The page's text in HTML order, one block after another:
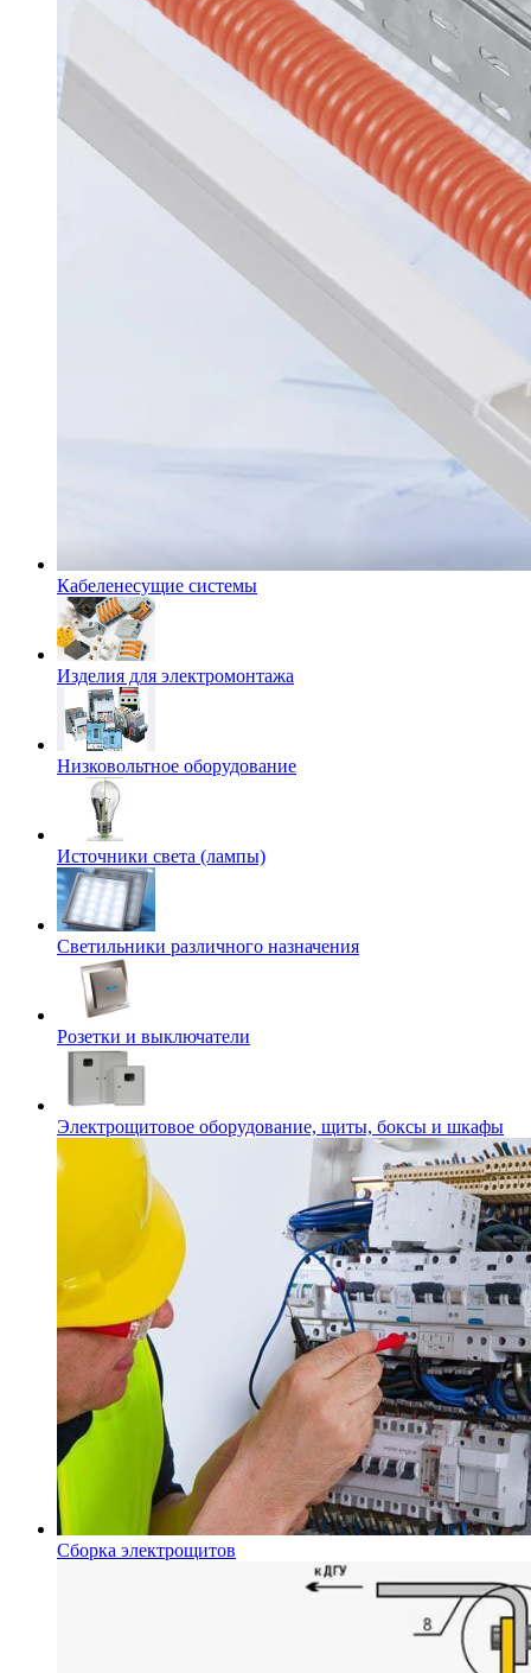
Кабеленесущие системы
Изделия для электромонтажа
Низковольтное оборудование
Источники света (лампы)
Светильники различного назначения
Розетки и выключатели
Электрощитовое оборудование, щиты, боксы и шкафы
Сборка электрощитов